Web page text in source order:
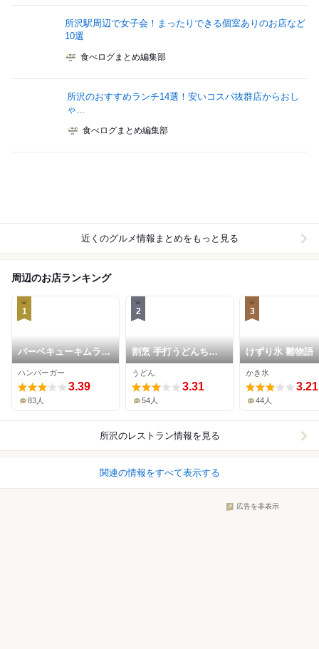
所沢駅周辺で女子会！まったりできる個室ありのお店など
10選
食べログまとめ編集部
所沢のおすすめランチ14選！安いコスパ抜群店からおし
ゃ...
食べログまとめ編集部
近くのグルメ情報まとめをもっと見る
周辺のお店ランキング
1
バーベキューキムラ
本店
ハンバーガー
3.39
83人
2
割烹 手打うどんちと
せ
うどん
3.31
54人
3
けずり氷 雛物語
かき氷
3.21
44人
所沢のレストラン情報を見る
関連の情報をすべて表示する
広告を非表示